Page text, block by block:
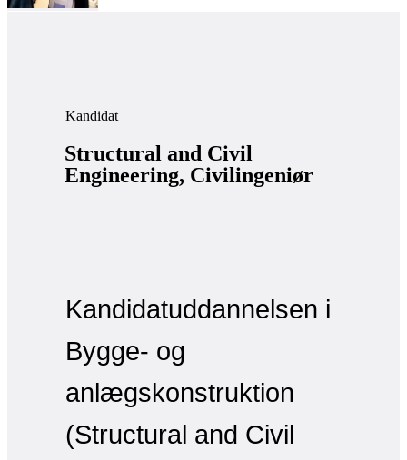
Kandidat
Structural and Civil
Engineering, Civilingeniør
Kandidatuddannelsen i
Bygge- og
anlægskonstruktion
(Structural and Civil